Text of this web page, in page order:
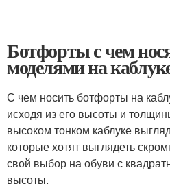
Ботфорты с чем
моделями на
С чем носить ботфорты на
исходя из его высоты и
высоком тонком каблуке
которые хотят выглядеть
свой выбор на обуви с
высоты.